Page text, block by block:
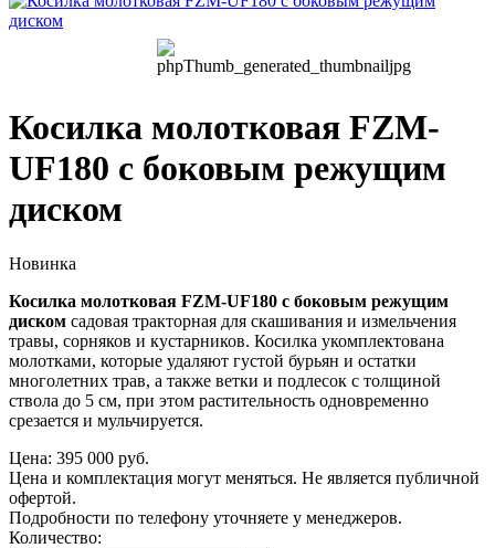
Косилка молотковая FZM-
UF180 с боковым режущим
диском
Новинка
Косилка молотковая FZM-UF180 с боковым режущим
диском садовая тракторная для скашивания и измельчения
травы, сорняков и кустарников. Косилка укомплектована
молотками, которые удаляют густой бурьян и остатки
многолетних трав, а также ветки и подлесок с толщиной
ствола до 5 см, при этом растительность одновременно
срезается и мульчируется.
Цена: 395 000 руб.
Цена и комплектация могут меняться. Не является публичной
офертой.
Подробности по телефону уточняете у менеджеров.
Количество: